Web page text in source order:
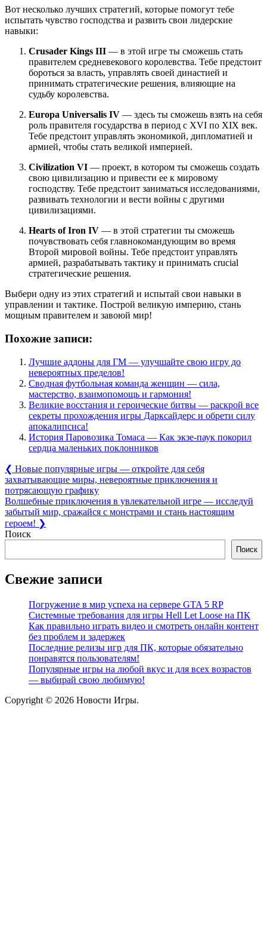
Вот несколько лучших стратегий, которые помогут тебе
испытать чувство господства и развить свои лидерские
навыки:
Crusader Kings III — в этой игре ты сможешь стать
правителем средневекового королевства. Тебе предстоит
бороться за власть, управлять своей династией и
принимать стратегические решения, влияющие на
судьбу королевства.
Europa Universalis IV — здесь ты сможешь взять на себя
роль правителя государства в период с XVI по XIX век.
Тебе предстоит управлять экономикой, дипломатией и
армией, чтобы стать великой империей.
Civilization VI — проект, в котором ты сможешь создать
свою цивилизацию и привести ее к мировому
господству. Тебе предстоит заниматься исследованиями,
развивать технологии и вести войны с другими
цивилизациями.
Hearts of Iron IV — в этой стратегии ты сможешь
почувствовать себя главнокомандующим во время
Второй мировой войны. Тебе предстоит управлять
армией, разрабатывать тактику и принимать crucial
стратегические решения.
Выбери одну из этих стратегий и испытай свои навыки в
управлении и тактике. Построй великую империю, стань
мощным правителем и завоюй мир!
Похожие записи:
Лучшие аддоны для ГМ — улучшайте свою игру до
невероятных пределов!
Сводная футбольная команда женщин — сила,
мастерство, взаимопомощь и гармония!
Великие восстания и героические битвы — раскрой все
секреты прохождения игры Дарксайдерс и обрети силу
апокалипсиса!
История Паровозика Томаса — Как экзе-паук покорил
сердца маленьких поклонников
Навигация
по
записям
❮ Previous
Post:
Новые популярные игры — откройте для себя
захватывающие миры, невероятные приключения и
потрясающую графику
Next
Post:
Волшебные приключения в увлекательной игре — исследуй
забытый мир, сражайся с монстрами и стань настоящим
героем! ❯
Поиск
Поиск
Свежие записи
Погружение в мир успеха на сервере GTA 5 RP
Системные требования для игры Hell Let Loose на ПК
Как правильно играть видео и смотреть онлайн контент
без проблем и задержек
Последние релизы игр для ПК, которые обязательно
понравятся пользователям!
Популярные игры на любой вкус и для всех возрастов
— выбирай свою любимую!
Copyright © 2026 Новости Игры.